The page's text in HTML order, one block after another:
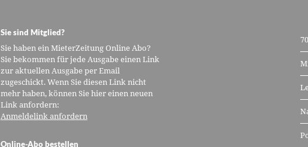
Sie sind Mitglied?
Sie haben ein MieterZeitung Online Abo?
Sie bekommen für jede Ausgabe einen Link
zur aktuellen Ausgabe per Email
zugeschickt. Wenn Sie diesen Link nicht
mehr haben, können Sie hier einen neuen
Link anfordern:
Anmeldelink anfordern
Online-Abo bestellen